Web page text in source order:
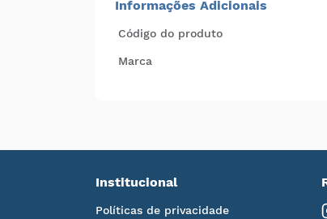
Informações Adicionais
Código do produto
Marca
Institucional
Políticas de privacidade